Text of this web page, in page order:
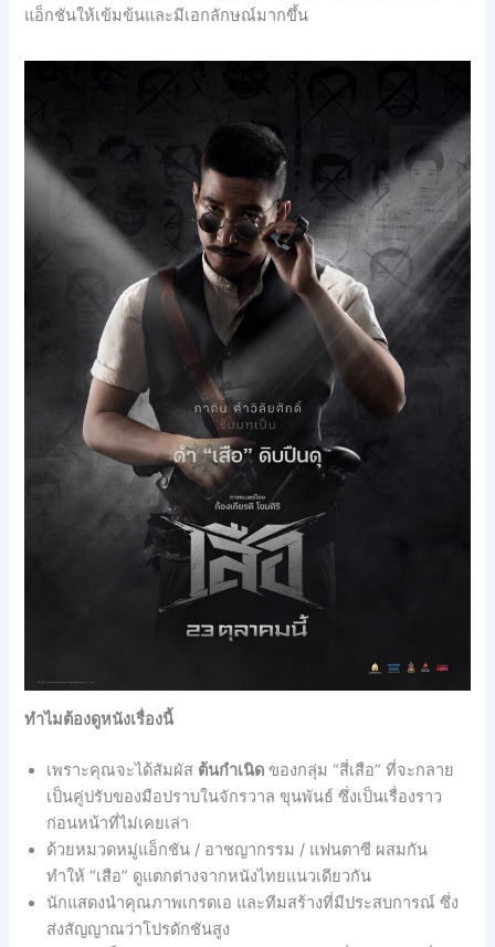
แอ็กชันให้เข้มข้นและมีเอกลักษณ์มากขึ้น
ทำไมต้องดูหนังเรื่องนี้
เพราะคุณจะได้สัมผัส ต้นกำเนิด ของกลุ่ม “สี่เสือ” ที่จะกลาย
เป็นคู่ปรับของมือปราบในจักรวาล ขุนพันธ์ ซึ่งเป็นเรื่องราว
ก่อนหน้าที่ไม่เคยเล่า
ด้วยหมวดหมู่แอ็กชัน / อาชญากรรม / แฟนตาซี ผสมกัน
ทำให้ “เสือ” ดูแตกต่างจากหนังไทยแนวเดียวกัน
นักแสดงนำคุณภาพเกรดเอ และทีมสร้างที่มีประสบการณ์ ซึ่ง
ส่งสัญญาณว่าโปรดักชันสูง